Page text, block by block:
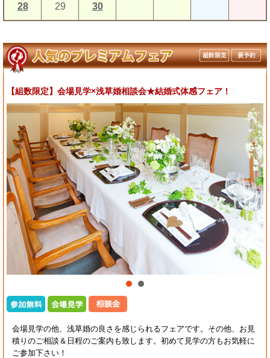
28 29 30
【組数限定】会場見学×浅草婚相談会★結婚式体感フェア！
会場見学の他、浅草婚の良さを感じられるフェアです。その他、お見
積りのご相談＆日程のご案内も致します。初めて見学の方もお気軽に
ご参加下さい！